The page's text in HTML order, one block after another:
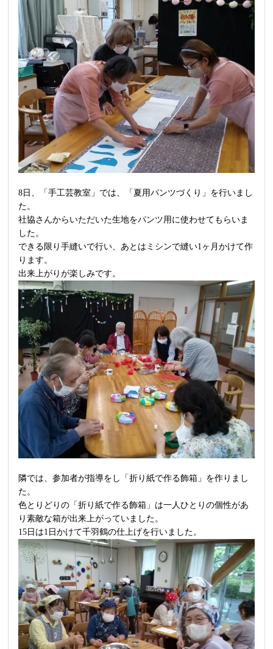
8日、「手工芸教室」では、「夏用パンツづくり」を行いまし
た。
社協さんからいただいた生地をパンツ用に使わせてもらいま
した。
できる限り手縫いで行い、あとはミシンで縫い1ヶ月かけて作
ります。
出来上がりが楽しみです。
隣では、参加者が指導をし「折り紙で作る飾箱」を作りまし
た。
色とりどりの「折り紙で作る飾箱」は一人ひとりの個性があ
り素敵な箱が出来上がっていました。
15日は1日かけて千羽鶴の仕上げを行いました。